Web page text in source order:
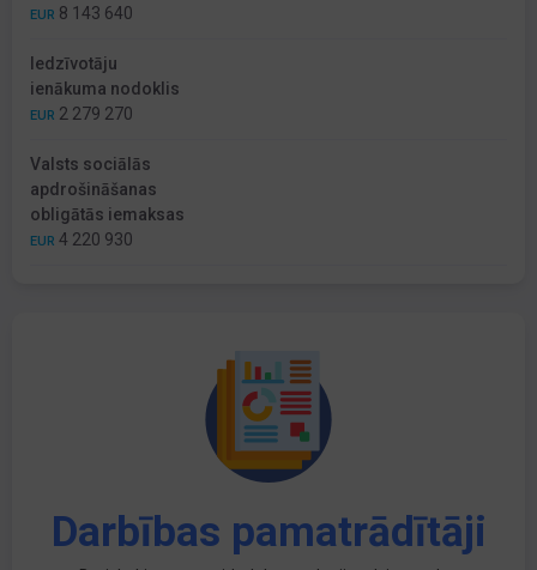
EUR 8 143 640
Iedzīvotāju
ienākuma nodoklis
EUR 2 279 270
Valsts sociālās
apdrošināšanas
obligātās iemaksas
EUR 4 220 930
Darbības pamatrādītāji